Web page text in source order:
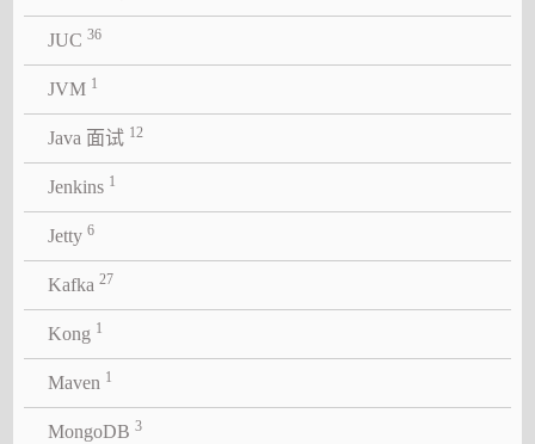
JUC 36
JVM 1
Java 面试 12
Jenkins 1
Jetty 6
Kafka 27
Kong 1
Maven 1
MongoDB 3